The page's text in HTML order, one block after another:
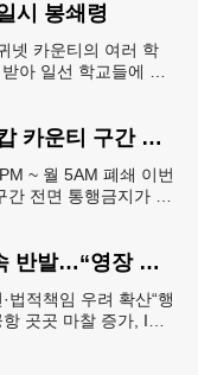
시 봉쇄령
넷 카운티의 여러 학
아 일선 학교들에 일
주말 포장공사로 I-285 캅 카운티 구간 통행금지
~ 월 5AM 폐쇄 이번
간 전면 통행금지가 시
항공사들, ICE 공항 단속 반발…“영장 없인 협조 불가”
법적책임 우려 확산“행
곳곳 마찰 증가, ICE